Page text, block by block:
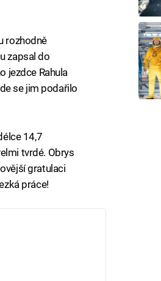
rozhodně
zapsal do
jezdce Rahula
se jim podařilo
14,7
tvrdé. Obrys
gratulaci
práce!